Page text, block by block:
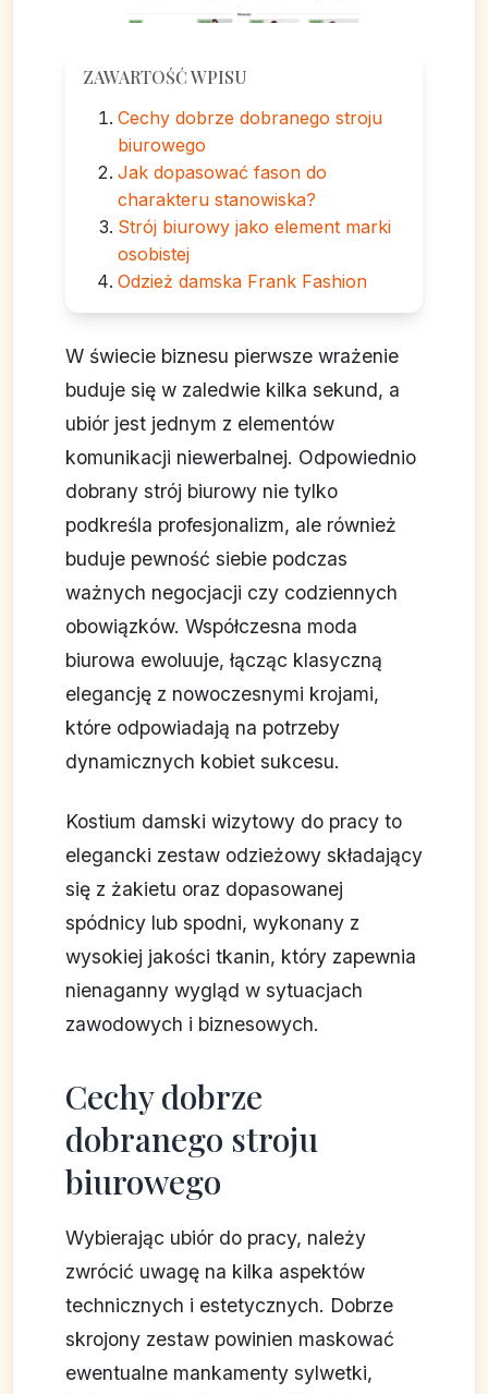
ZAWARTOŚĆ WPISU
Cechy dobrze dobranego stroju
biurowego
Jak dopasować fason do
charakteru stanowiska?
Strój biurowy jako element marki
osobistej
Odzież damska Frank Fashion
W świecie biznesu pierwsze wrażenie
buduje się w zaledwie kilka sekund, a
ubiór jest jednym z elementów
komunikacji niewerbalnej. Odpowiednio
dobrany strój biurowy nie tylko
podkreśla profesjonalizm, ale również
buduje pewność siebie podczas
ważnych negocjacji czy codziennych
obowiązków. Współczesna moda
biurowa ewoluuje, łącząc klasyczną
elegancję z nowoczesnymi krojami,
które odpowiadają na potrzeby
dynamicznych kobiet sukcesu.
Kostium damski wizytowy do pracy to
elegancki zestaw odzieżowy składający
się z żakietu oraz dopasowanej
spódnicy lub spodni, wykonany z
wysokiej jakości tkanin, który zapewnia
nienaganny wygląd w sytuacjach
zawodowych i biznesowych.
Cechy dobrze
dobranego stroju
biurowego
Wybierając ubiór do pracy, należy
zwrócić uwagę na kilka aspektów
technicznych i estetycznych. Dobrze
skrojony zestaw powinien maskować
ewentualne mankamenty sylwetki,